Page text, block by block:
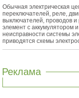
Обычная электрическая
переключателей, реле,
выключателей, проводов и
элемент с аккумулятором
неисправности системы
приводятся схемы
Реклама